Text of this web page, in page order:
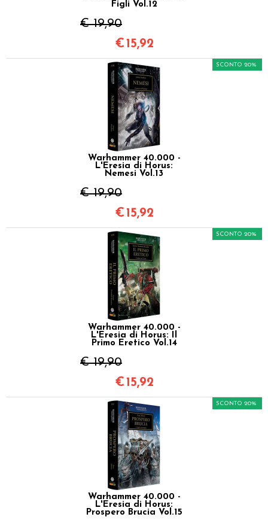
Figli Vol.12
€ 19,90
€ 15,92
Warhammer 40.000 -
L'Eresia di Horus:
Nemesi Vol.13
€ 19,90
SCONTO 20%
€ 15,92
Warhammer 40.000 -
L'Eresia di Horus: Il
Primo Eretico Vol.14
€ 19,90
SCONTO 20%
€ 15,92
Warhammer 40.000 -
L'Eresia di Horus:
Prospero Brucia Vol.15
SCONTO 20%